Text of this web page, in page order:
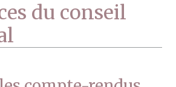
du conseil